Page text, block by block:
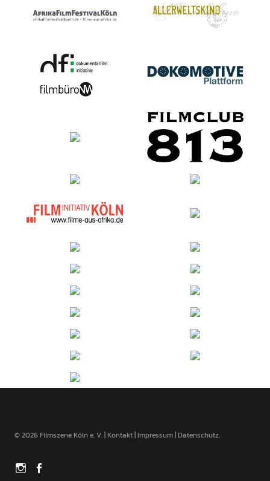
© 2026 Filmszene Köln e. V. |Kontakt|Impressum|Datenschutz